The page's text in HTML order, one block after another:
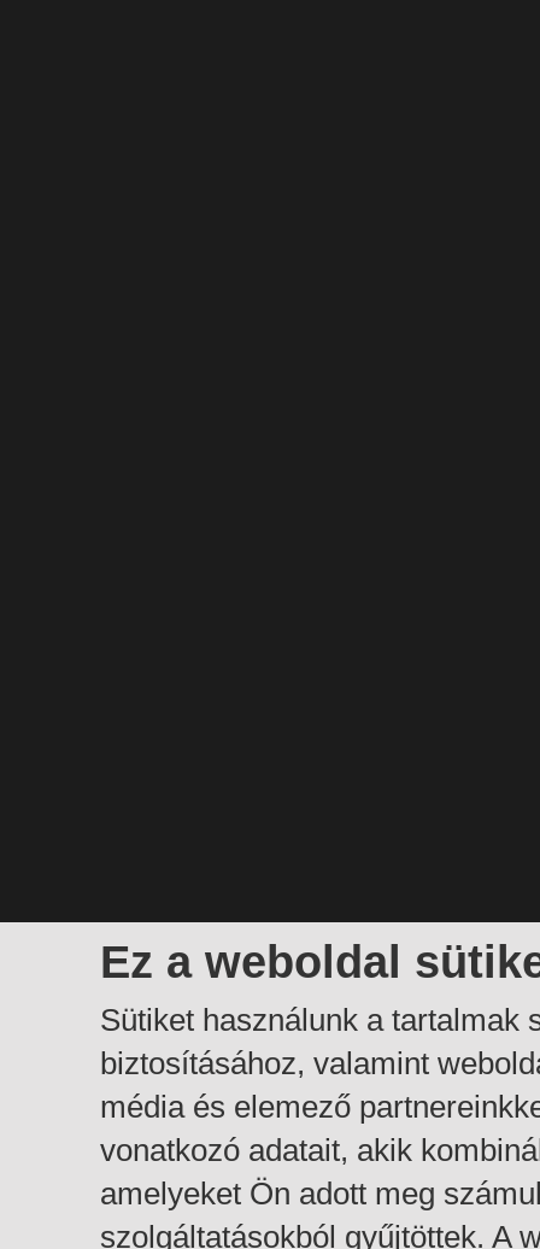
Ez a weboldal
Sütiket használunk a tartalmak
biztosításához, valamint
média és elemező
vonatkozó adatait, akik
amelyeket Ön adott meg
szolgáltatásokból gyűjtöttek. A